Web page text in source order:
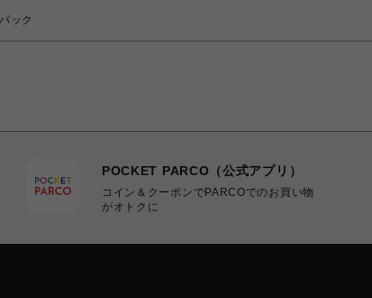
ック
POCKET PARCO（公式アプリ）
コイン＆クーポンでPARCOでのお買い物
がオトクに